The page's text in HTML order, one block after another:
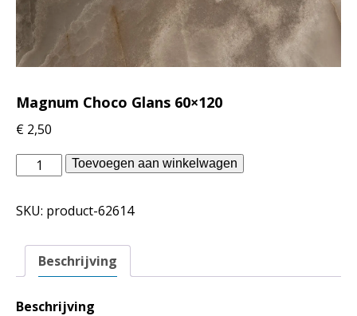
Magnum Choco Glans 60×120
€ 2,50
Douglas
Jones
-
Choco
Glans
aantal
Toevoegen aan winkelwagen
SKU: product-62614
Beschrijving
Beschrijving